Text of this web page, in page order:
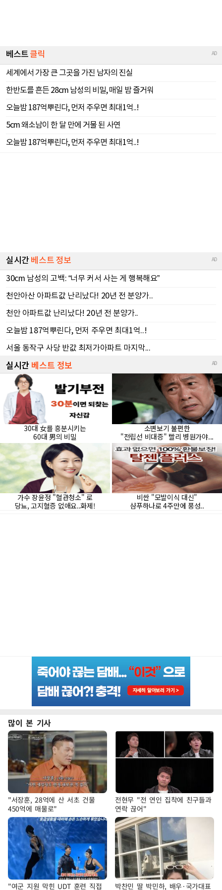
많이 본 기사
"서장훈, 28억에 산 서초 건물
450억에 매물로"
전현무 "전 연인 집착에 친구들과
연락 끊어"
"여군 지원 막힌 UDT 훈련 직접
박찬민 딸 박민하, 배우·국가대표